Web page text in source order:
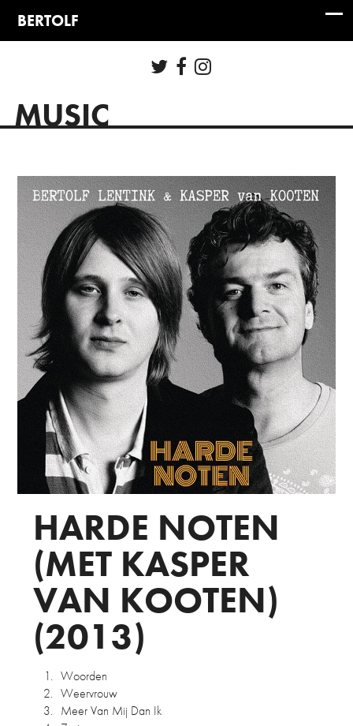
MUSIC
HARDE NOTEN
(MET KASPER
VAN KOOTEN)
(2013)
1. Woorden
2. Weervrouw
3. Meer Van Mij Dan Ik